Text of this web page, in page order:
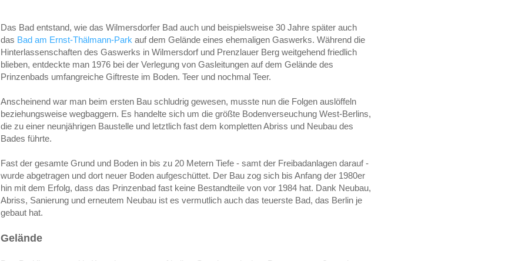
Das Bad entstand, wie das Wilmersdorfer Bad auch und beispielsweise 30 Jahre später auch
das Bad am Ernst-Thälmann-Park auf dem Gelände eines ehemaligen Gaswerks. Während die
Hinterlassenschaften des Gaswerks in Wilmersdorf und Prenzlauer Berg weitgehend friedlich
blieben, entdeckte man 1976 bei der Verlegung von Gasleitungen auf dem Gelände des
Prinzenbads umfangreiche Giftreste im Boden. Teer und nochmal Teer.
Anscheinend war man beim ersten Bau schludrig gewesen, musste nun die Folgen auslöffeln
beziehungsweise wegbaggern. Es handelte sich um die größte Bodenverseuchung West-Berlins,
die zu einer neunjährigen Baustelle und letztlich fast dem kompletten Abriss und Neubau des
Bades führte.
Fast der gesamte Grund und Boden in bis zu 20 Metern Tiefe - samt der Freibadanlagen darauf -
wurde abgetragen und dort neuer Boden aufgeschüttet. Der Bau zog sich bis Anfang der 1980er
hin mit dem Erfolg, dass das Prinzenbad fast keine Bestandteile von vor 1984 hat. Dank Neubau,
Abriss, Sanierung und erneutem Neubau ist es vermutlich auch das teuerste Bad, das Berlin je
gebaut hat.
Gelände